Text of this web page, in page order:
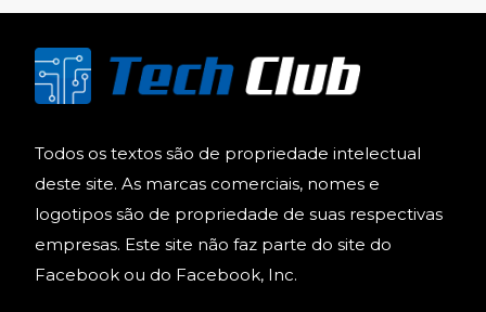
Todos os textos são de propriedade intelectual
deste site. As marcas comerciais, nomes e
logotipos são de propriedade de suas respectivas
empresas. Este site não faz parte do site do
Facebook ou do Facebook, Inc.